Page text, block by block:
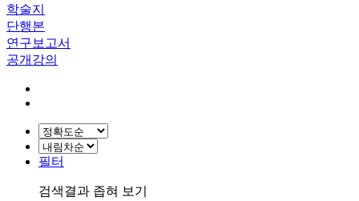
학술지
단행본
연구보고서
공개강의
필터
검색결과 좁혀 보기